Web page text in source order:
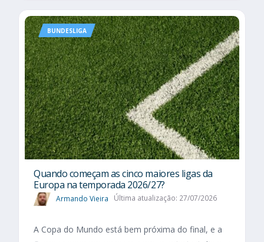
BUNDESLIGA
Quando começam as cinco maiores ligas da
Europa na temporada 2026/27?
Armando Vieira Última atualização: 27/07/2026
A Copa do Mundo está bem próxima do final, e a